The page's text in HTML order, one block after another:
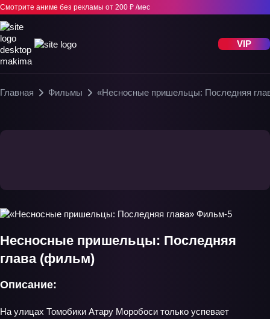
Смотрите аниме без рекламы от 200 ₽ /мес
VIP
Главная Фильмы «Несносные пришельцы: Последняя
Несносные пришельцы: Последняя
глава (фильм)
Описание:
На улицах Томобики Атару Моробоси только успевает